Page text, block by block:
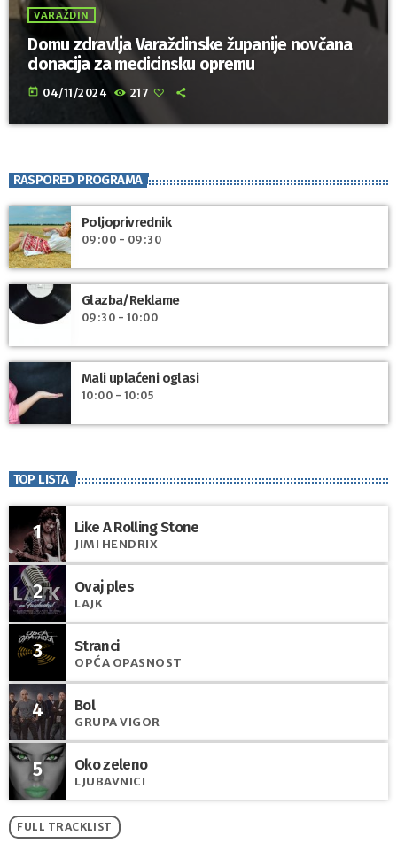
VARAŽDIN
Domu zdravlja Varaždinske županije novčana
donacija za medicinsku opremu
today 04/11/2024 217
RASPORED PROGRAMA
Poljoprivrednik
09:00 - 09:30
Glazba/Reklame
09:30 - 10:00
Mali uplaćeni oglasi
10:00 - 10:05
TOP LISTA
1 Like A Rolling Stone
JIMI HENDRIX
2 Ovaj ples
LAJK
3 Stranci
OPĆA OPASNOST
4 Bol
GRUPA VIGOR
5 Oko zeleno
LJUBAVNICI
FULL TRACKLIST